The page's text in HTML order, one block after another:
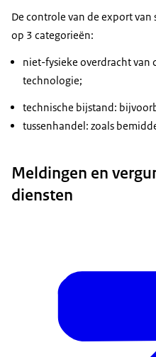
De controle van de export
op 3 categorieën:
niet-fysieke overdracht van
technologie;
technische bijstand:
tussenhandel: zoals
Meldingen en
diensten